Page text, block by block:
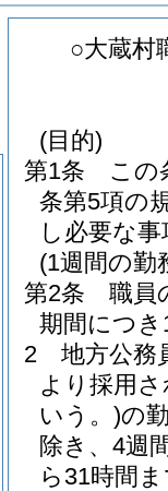
○大蔵村
(目的)
第1条
この
条第5項の
し必要な
(1週間の勤
第2条
職員
期間につ
2
地方公務
より採用
いう。)の
除き、4週
ら31時間